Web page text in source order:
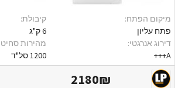
מיקום הפתח:
פתח עליון
דירוג אנרגטי:
A+++
קיבולת:
6 ק"ג
מהירות
1200 סל"ד
2180₪